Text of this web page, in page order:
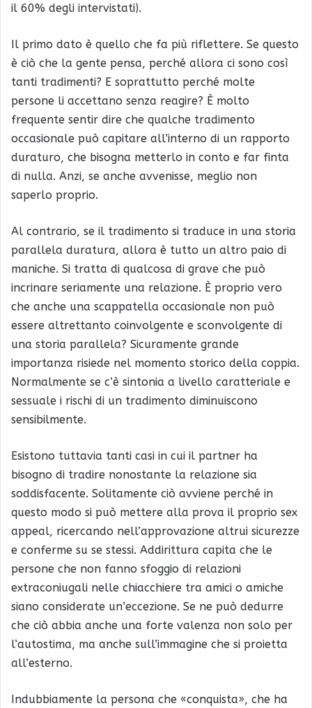
il 60% degli intervistati).
Il primo dato è quello che fa più riflettere. Se questo
è ciò che la gente pensa, perché allora ci sono così
tanti tradimenti? E soprattutto perché molte
persone li accettano senza reagire? È molto
frequente sentir dire che qualche tradimento
occasionale può capitare all’interno di un rapporto
duraturo, che bisogna metterlo in conto e far finta
di nulla. Anzi, se anche avvenisse, meglio non
saperlo proprio.
Al contrario, se il tradimento si traduce in una storia
parallela duratura, allora è tutto un altro paio di
maniche. Si tratta di qualcosa di grave che può
incrinare seriamente una relazione. È proprio vero
che anche una scappatella occasionale non può
essere altrettanto coinvolgente e sconvolgente di
una storia parallela? Sicuramente grande
importanza risiede nel momento storico della coppia.
Normalmente se c’è sintonia a livello caratteriale e
sessuale i rischi di un tradimento diminuiscono
sensibilmente.
Esistono tuttavia tanti casi in cui il partner ha
bisogno di tradire nonostante la relazione sia
soddisfacente. Solitamente ciò avviene perché in
questo modo si può mettere alla prova il proprio sex
appeal, ricercando nell’approvazione altrui sicurezze
e conferme su se stessi. Addirittura capita che le
persone che non fanno sfoggio di relazioni
extraconiugali nelle chiacchiere tra amici o amiche
siano considerate un’eccezione. Se ne può dedurre
che ciò abbia anche una forte valenza non solo per
l’autostima, ma anche sull’immagine che si proietta
all’esterno.
Indubbiamente la persona che «conquista», che ha